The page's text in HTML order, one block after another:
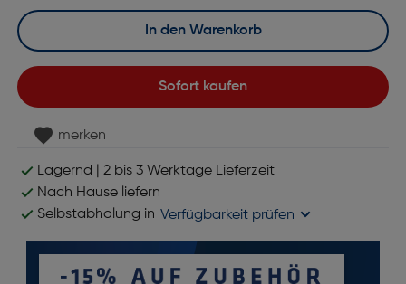
Sofort kaufen
In den Warenkorb
merken
Lagernd | 2 bis 3 Werktage Lieferzeit
Nach Hause liefern
Selbstabholung in Verfügbarkeit prüfen